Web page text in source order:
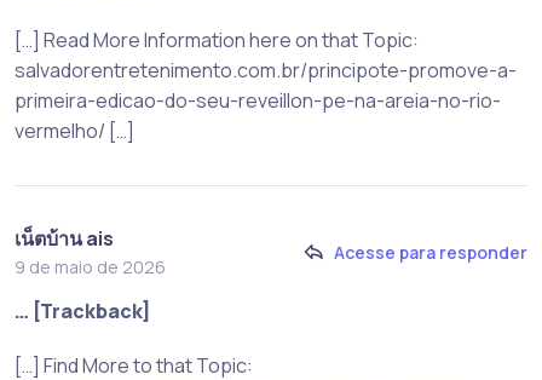
[…] Read More Information here on that Topic:
salvadorentretenimento.com.br/principote-promove-a-
primeira-edicao-do-seu-reveillon-pe-na-areia-no-rio-
vermelho/ […]
เน็ตบ้าน ais
9 de maio de 2026
Acesse para responder
… [Trackback]
[…] Find More to that Topic: